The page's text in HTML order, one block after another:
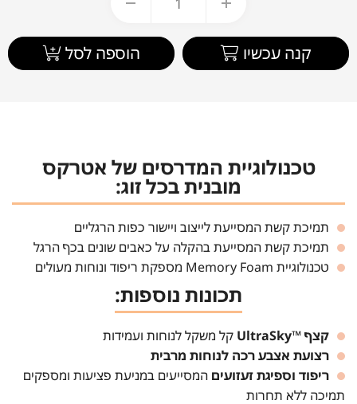
קנה עכשיו הוספה לסל
טכנולוגיית המדרסים של אטרקס
מובנית בכל זוג:
תמיכת קשת המסייעת לייצוב ויישור כפות הרגליים
תמיכת קשת המסייעת בהקלה על כאבים שונים בכף הרגל
טכנולוגיית Memory Foam מספקת ריפוד ונוחות מעולים
תכונות נוספות:
קצף ™UltraSky
קל משקל לנוחות ועמידות
רצועת אצבע רכה לנוחות מרבית
ריפוד וספיגת זעזועים המסייעים במניעת פציעות ומספקים
תמיכה ללא תחרות